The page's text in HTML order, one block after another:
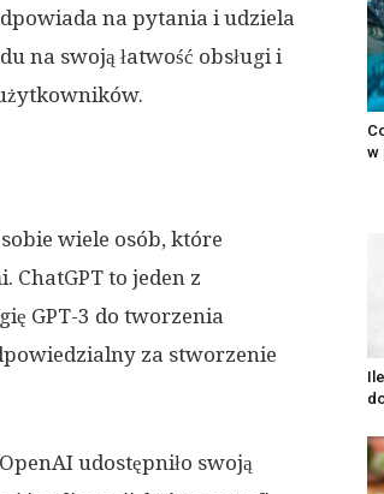
na pytania i udziela
na swoją łatwość obsługi i
wiele osób, które
ChatGPT to jeden z
GPT-3 do tworzenia
za stworzenie
udostępniło swoją
w